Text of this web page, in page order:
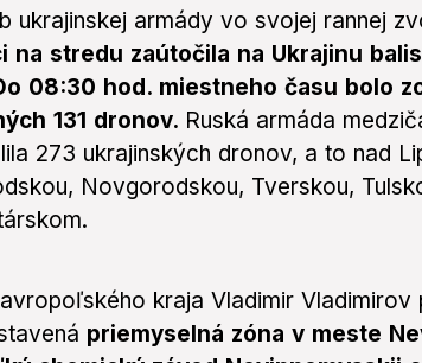
ukrajinskej armády vo svojej rannej
na stredu zaútočila na Ukrajinu
08:30 hod. miestneho času bolo
131 dronov. Ruská armáda
273 ukrajinských dronov, a to nad
Novgorodskou, Tverskou,
kraja Vladimir
priemyselná zóna v meste